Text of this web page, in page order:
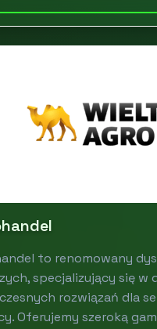
to renomowany
specjalizujący się w
rozwiązań dla
Oferujemy szeroką